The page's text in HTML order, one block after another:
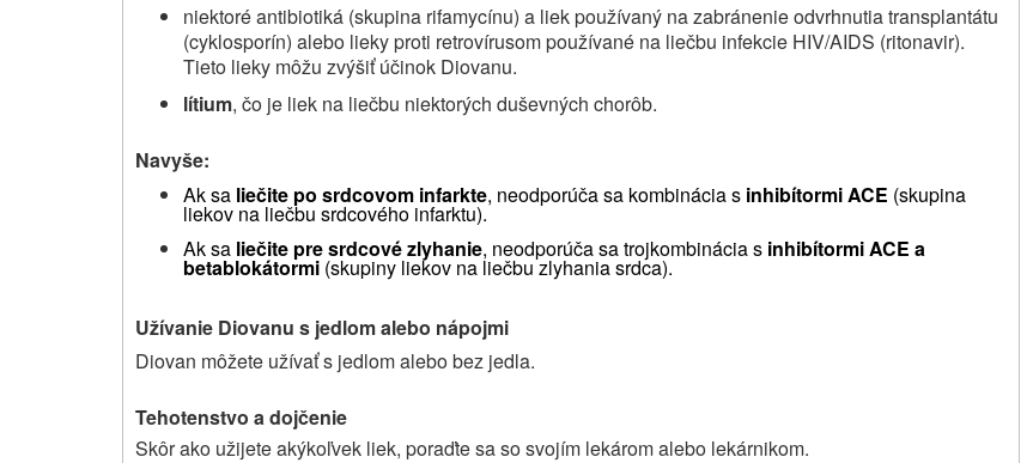
niektoré antibiotiká (skupina rifamycínu) a liek používaný na zabránenie odvrhnutia transplantátu
(cyklosporín) alebo lieky proti retrovírusom používané na liečbu infekcie HIV/AIDS (ritonavir).
Tieto lieky môžu zvýšiť účinok Diovanu.
lítium, čo je liek na liečbu niektorých duševných chorôb.
Navyše:
Ak sa liečite po srdcovom infarkte, neodporúča sa kombinácia s inhibítormi ACE (skupina
liekov na liečbu srdcového infarktu).
Ak sa liečite pre srdcové zlyhanie, neodporúča sa trojkombinácia s inhibítormi ACE a
betablokátormi (skupiny liekov na liečbu zlyhania srdca).
Užívanie Diovanu s jedlom alebo nápojmi
Diovan môžete užívať s jedlom alebo bez jedla.
Tehotenstvo a dojčenie
Skôr ako užijete akýkoľvek liek, poraďte sa so svojím lekárom alebo lekárnikom.